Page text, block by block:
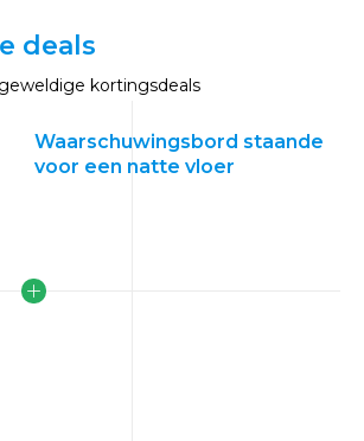
deals
kortingsdeals
Waarschuwingsbord staande
voor een natte vloer